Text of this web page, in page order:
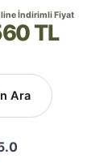
İndirimli Fiyat
TL
Ara